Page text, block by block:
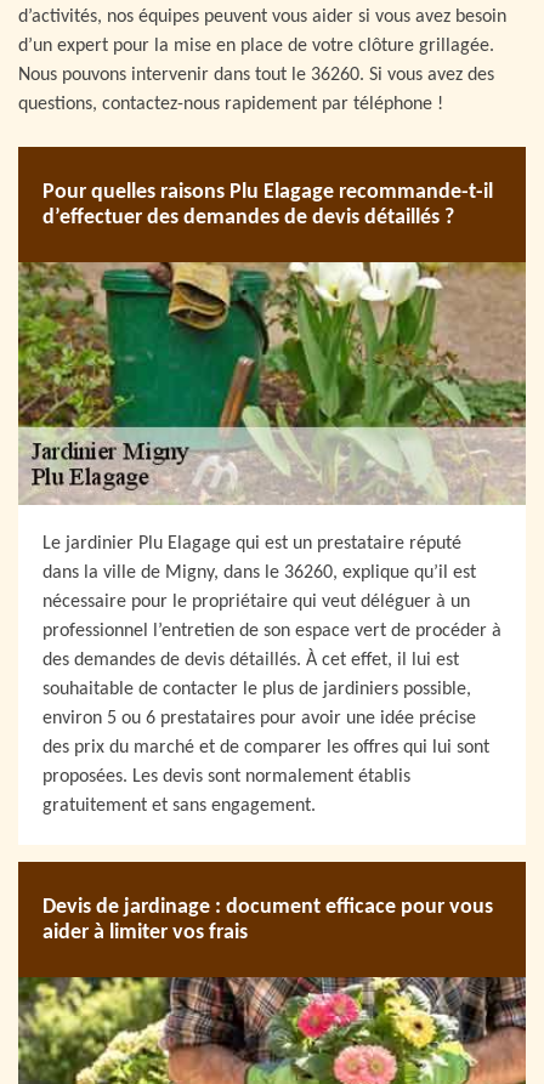
d’activités, nos équipes peuvent vous aider si vous avez besoin
d’un expert pour la mise en place de votre clôture grillagée.
Nous pouvons intervenir dans tout le 36260. Si vous avez des
questions, contactez-nous rapidement par téléphone !
Pour quelles raisons Plu Elagage recommande-t-il
d’effectuer des demandes de devis détaillés ?
Le jardinier Plu Elagage qui est un prestataire réputé
dans la ville de Migny, dans le 36260, explique qu’il est
nécessaire pour le propriétaire qui veut déléguer à un
professionnel l’entretien de son espace vert de procéder à
des demandes de devis détaillés. À cet effet, il lui est
souhaitable de contacter le plus de jardiniers possible,
environ 5 ou 6 prestataires pour avoir une idée précise
des prix du marché et de comparer les offres qui lui sont
proposées. Les devis sont normalement établis
gratuitement et sans engagement.
Devis de jardinage : document efficace pour vous
aider à limiter vos frais